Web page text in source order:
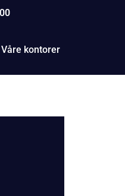
Våre kontorer